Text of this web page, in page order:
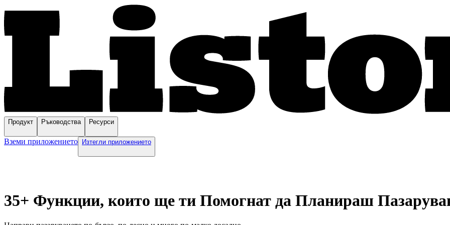
Продукт Ръководства Ресурси
Вземи приложението Изтегли приложението
35+ Функции, които ще ти Помогнат да Планираш